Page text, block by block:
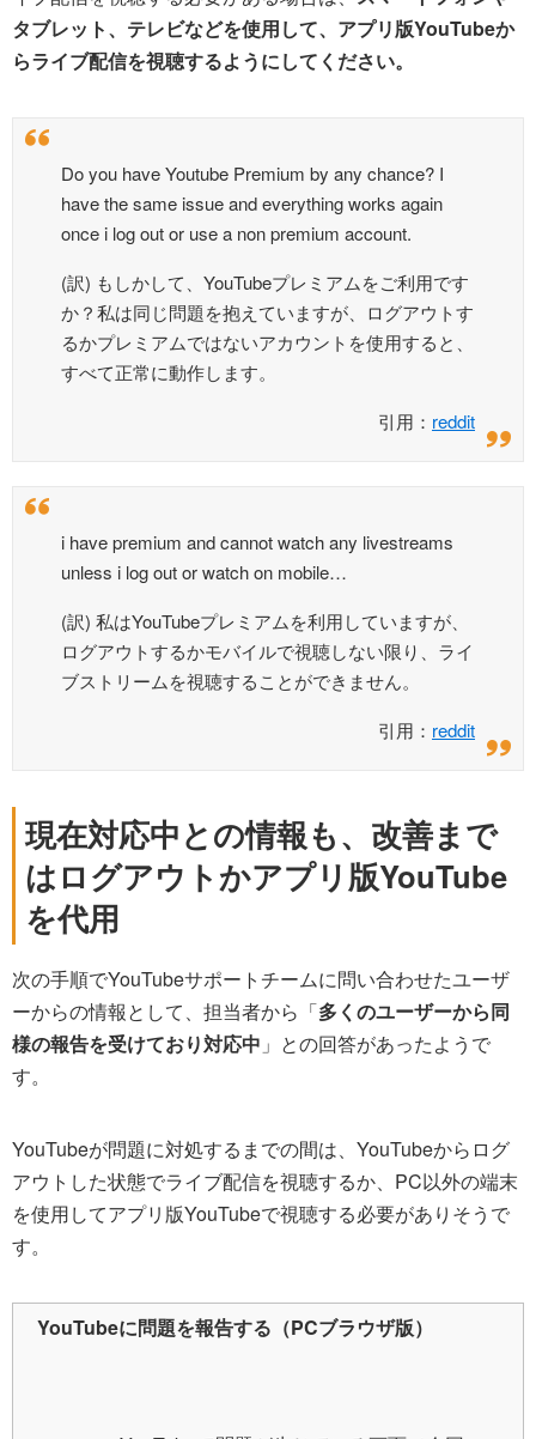
タブレット、テレビなどを使用して、アプリ版YouTubeか
らライブ配信を視聴するようにしてください。
Do you have Youtube Premium by any chance? I
have the same issue and everything works again
once i log out or use a non premium account.
(訳) もしかして、YouTubeプレミアムをご利用です
か？私は同じ問題を抱えていますが、ログアウトす
るかプレミアムではないアカウントを使用すると、
すべて正常に動作します。
引用： reddit
i have premium and cannot watch any livestreams
unless i log out or watch on mobile…
(訳) 私はYouTubeプレミアムを利用していますが、
ログアウトするかモバイルで視聴しない限り、ライ
ブストリームを視聴することができません。
引用： reddit
現在対応中との情報も、改善まで
はログアウトかアプリ版YouTube
を代用
次の手順でYouTubeサポートチームに問い合わせたユーザ
ーからの情報として、担当者から「多くのユーザーから同
様の報告を受けており対応中 」との回答があったようで
す。
YouTubeが問題に対処するまでの間は、YouTubeからログ
アウトした状態でライブ配信を視聴するか、PC以外の端末
を使用してアプリ版YouTubeで視聴する必要がありそうで
す。
YouTubeに問題を報告する（PCブラウザ版）